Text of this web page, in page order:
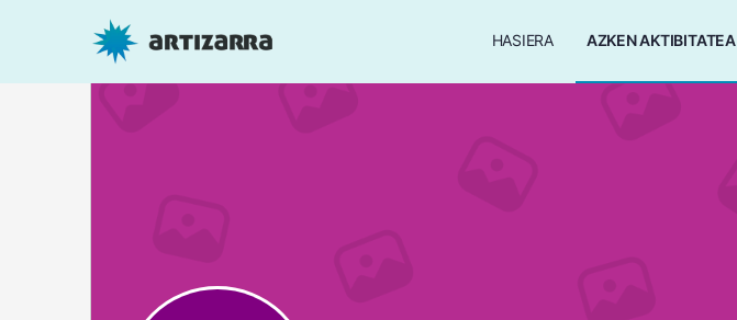
HASIERA AZKEN AKTIBITATEA